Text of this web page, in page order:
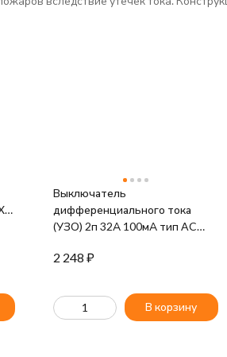
Выключатель
дифференциального тока
(УЗО) 2п 32А 100мА тип AC
EKF elcb-2-32-100-em-pro
2 248 ₽
В корзину